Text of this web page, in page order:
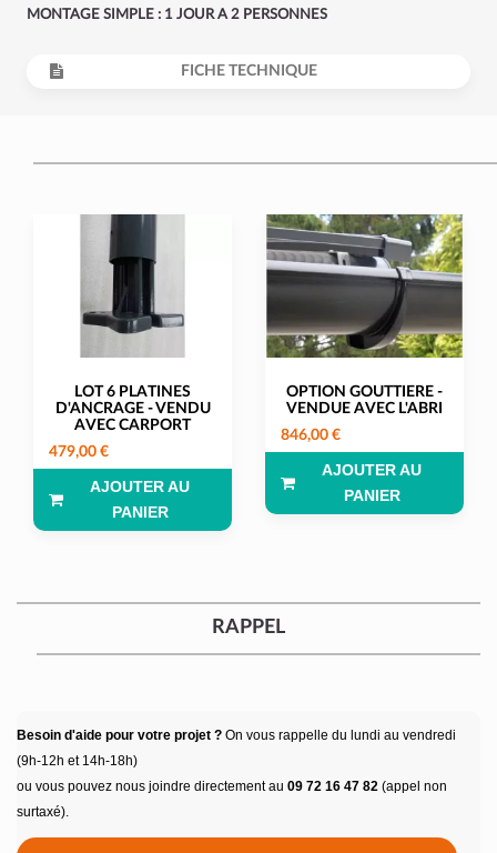
MONTAGE SIMPLE : 1 JOUR A 2 PERSONNES
FICHE TECHNIQUE
LOT 6 PLATINES
D'ANCRAGE - VENDU
AVEC CARPORT
479,00 €
AJOUTER AU
PANIER
OPTION GOUTTIERE -
VENDUE AVEC L'ABRI
846,00 €
AJOUTER AU
PANIER
RAPPEL
Besoin d'aide pour votre projet ? On vous rappelle du lundi au vendredi
(9h-12h et 14h-18h)
ou vous pouvez nous joindre directement au 09 72 16 47 82 (appel non
surtaxé).